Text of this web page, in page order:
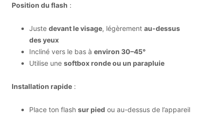
Position du flash :
Juste devant le visage, légèrement au-dessus
des yeux
Incliné vers le bas à environ 30–45°
Utilise une softbox ronde ou un parapluie
Installation rapide :
Place ton flash sur pied ou au-dessus de l’appareil